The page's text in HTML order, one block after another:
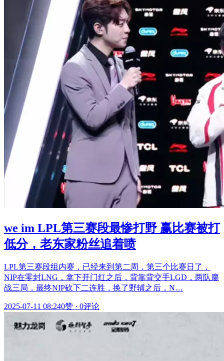
we im LPL第三赛段最惨打野 赢比赛被打
低分，老东家粉丝追着喷
LPL第三赛段组内赛，已经来到第二周，第三个比赛日了，
NIP在零封LNG，拿下开门红之后，背靠背交手LGD，两队鏖
战三局，最终NIP砍下二连胜，换了野辅之后，N…
2025-07-11 08:240赞 · 0评论